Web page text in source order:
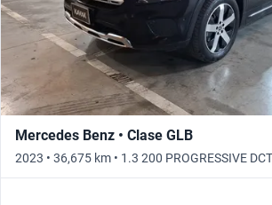
Mercedes Benz • Clase GLB
2023 • 36,675 km • 1.3 200 PROGRESSIVE